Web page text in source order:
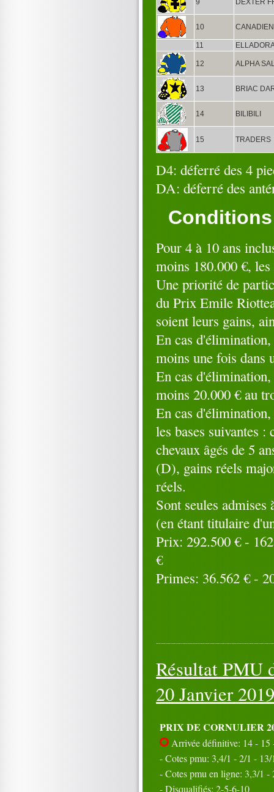
10
11
12 ALPHA
13 BRIAC
14 BILIBILI
15 TRADERS
D4: déferré des 4
DA: déferré des
Conditions
Pour 4 à 10 ans
moins 180.000 €,
Une priorité de
du Prix Emile
soient leurs gains,
En cas
moins une fois dans
En cas d'élimination,
moins 20.000 € au
En cas d'élimination,
les bases suivantes
chevaux âgés de 5
(D), gains réels
réels.
Sont seules admises
(en étant titulaire
Prix: 292.500 € -
€
Primes: 36.562 € -
Résultat PMU
20 Janvier
PRIX DE CORNULIER
Arrivée définitive: 14 - 15
- Cotes pmu: 3,4/1 - 2/1 -
- Cotes pmu en ligne: 3,3/1
- Disqualifiés: 2-5-6-10